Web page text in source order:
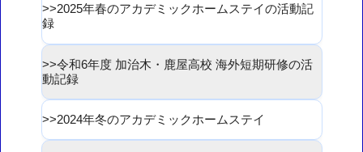
2025年春のアカデミックホームステイの活動記
録
令和6年度 加治木・鹿屋高校 海外短期研修の活
動記録
2024年冬のアカデミックホームステイ